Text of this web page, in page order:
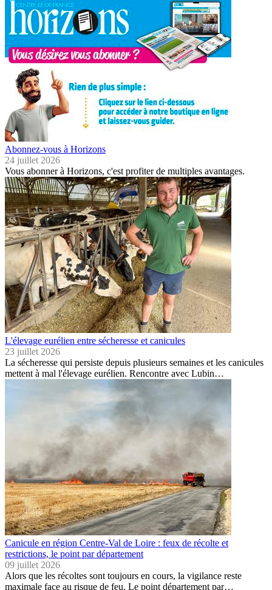
Abonnez-vous à Horizons
24 juillet 2026
Vous abonner à Horizons, c'est profiter de multiples avantages.
L'élevage eurélien entre sécheresse et canicules
23 juillet 2026
La sécheresse qui persiste depuis plusieurs semaines et les canicules
mettent à mal l'élevage eurélien. Rencontre avec Lubin…
Canicule en région Centre-Val de Loire : feux de récolte et
restrictions, le point par département
09 juillet 2026
Alors que les récoltes sont toujours en cours, la vigilance reste
maximale face au risque de feu. Le point département par…